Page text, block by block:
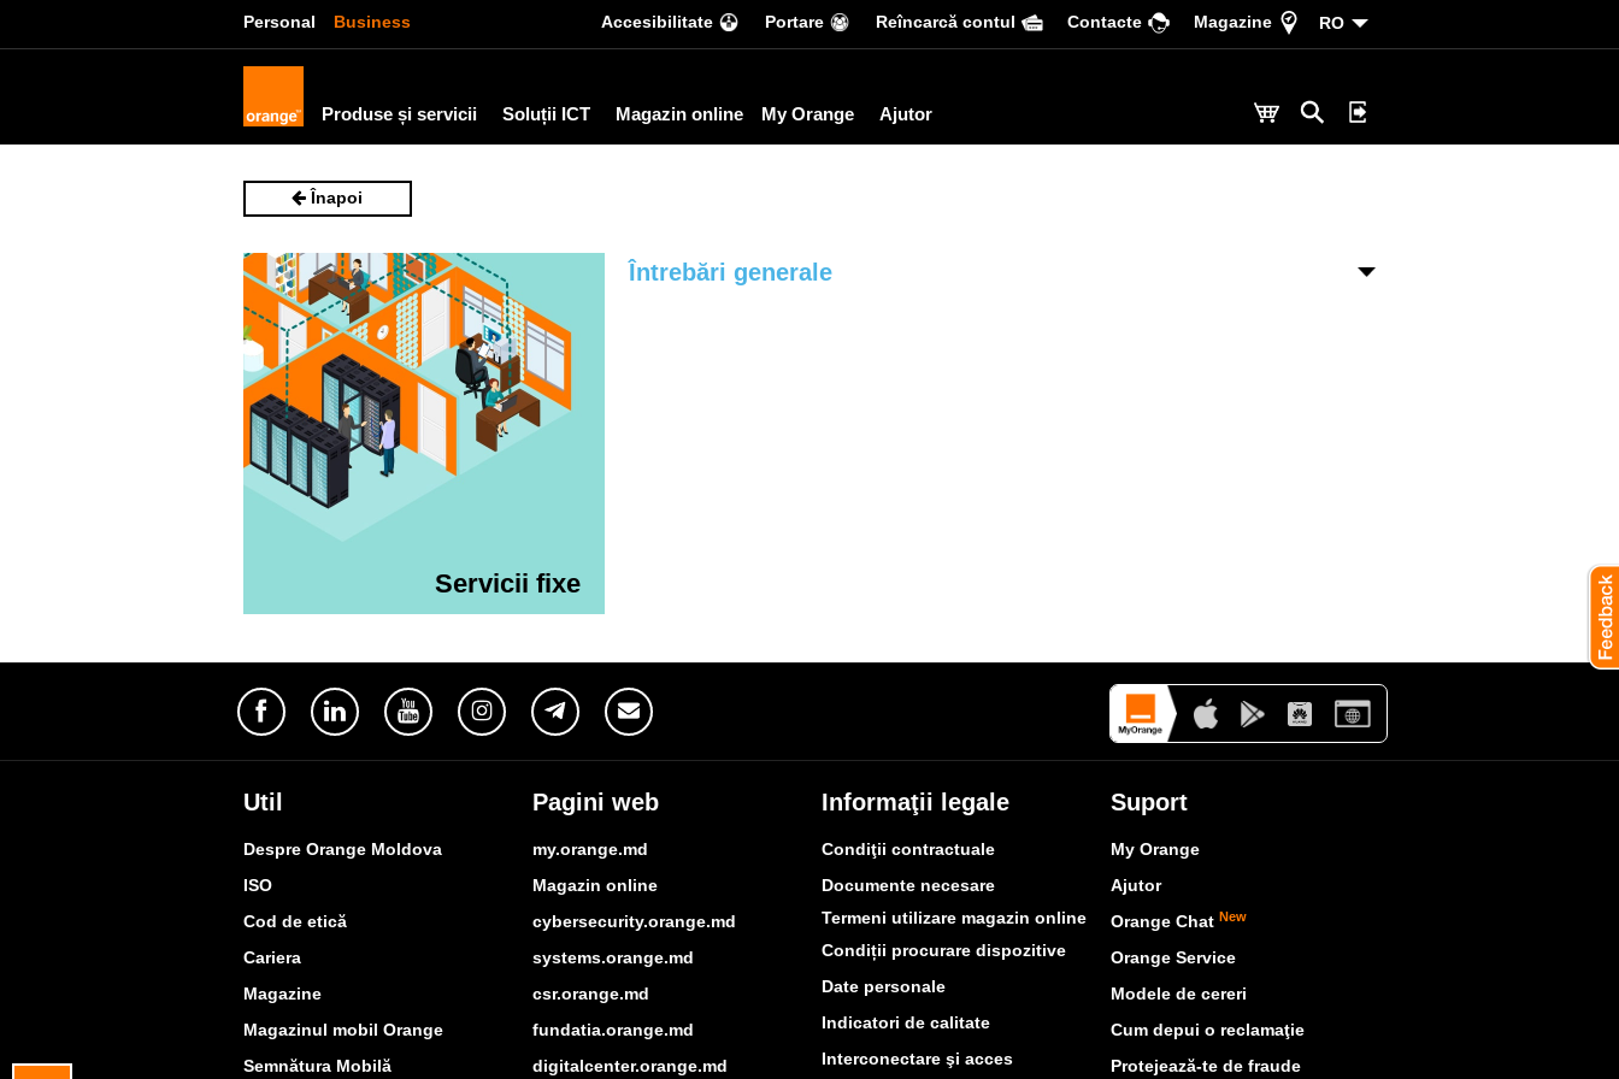
Personal Business Accesibilitate Portare Reîncarcă contul Сontacte Magazine RO
Produse și servicii Soluții ICT Magazin online My Orange Ajutor
Înapoi
Servicii fixe
Întrebări generale
Util
Despre Orange Moldova
ISO
Cod de etică
Cariera
Magazine
Magazinul mobil Orange
Semnătura Mobilă
Pagini web
my.orange.md
Magazin online
cybersecurity.orange.md
systems.orange.md
csr.orange.md
fundatia.orange.md
digitalcenter.orange.md
Informaţii legale
Condiţii contractuale
Documente necesare
Termeni utilizare magazin online
Condiții procurare dispozitive
Date personale
Indicatori de calitate
Interconectare şi acces
Suport
My Orange
Ajutor
Orange Chat New
Orange Service
Modele de cereri
Cum depui o reclamaţie
Protejează-te de fraude